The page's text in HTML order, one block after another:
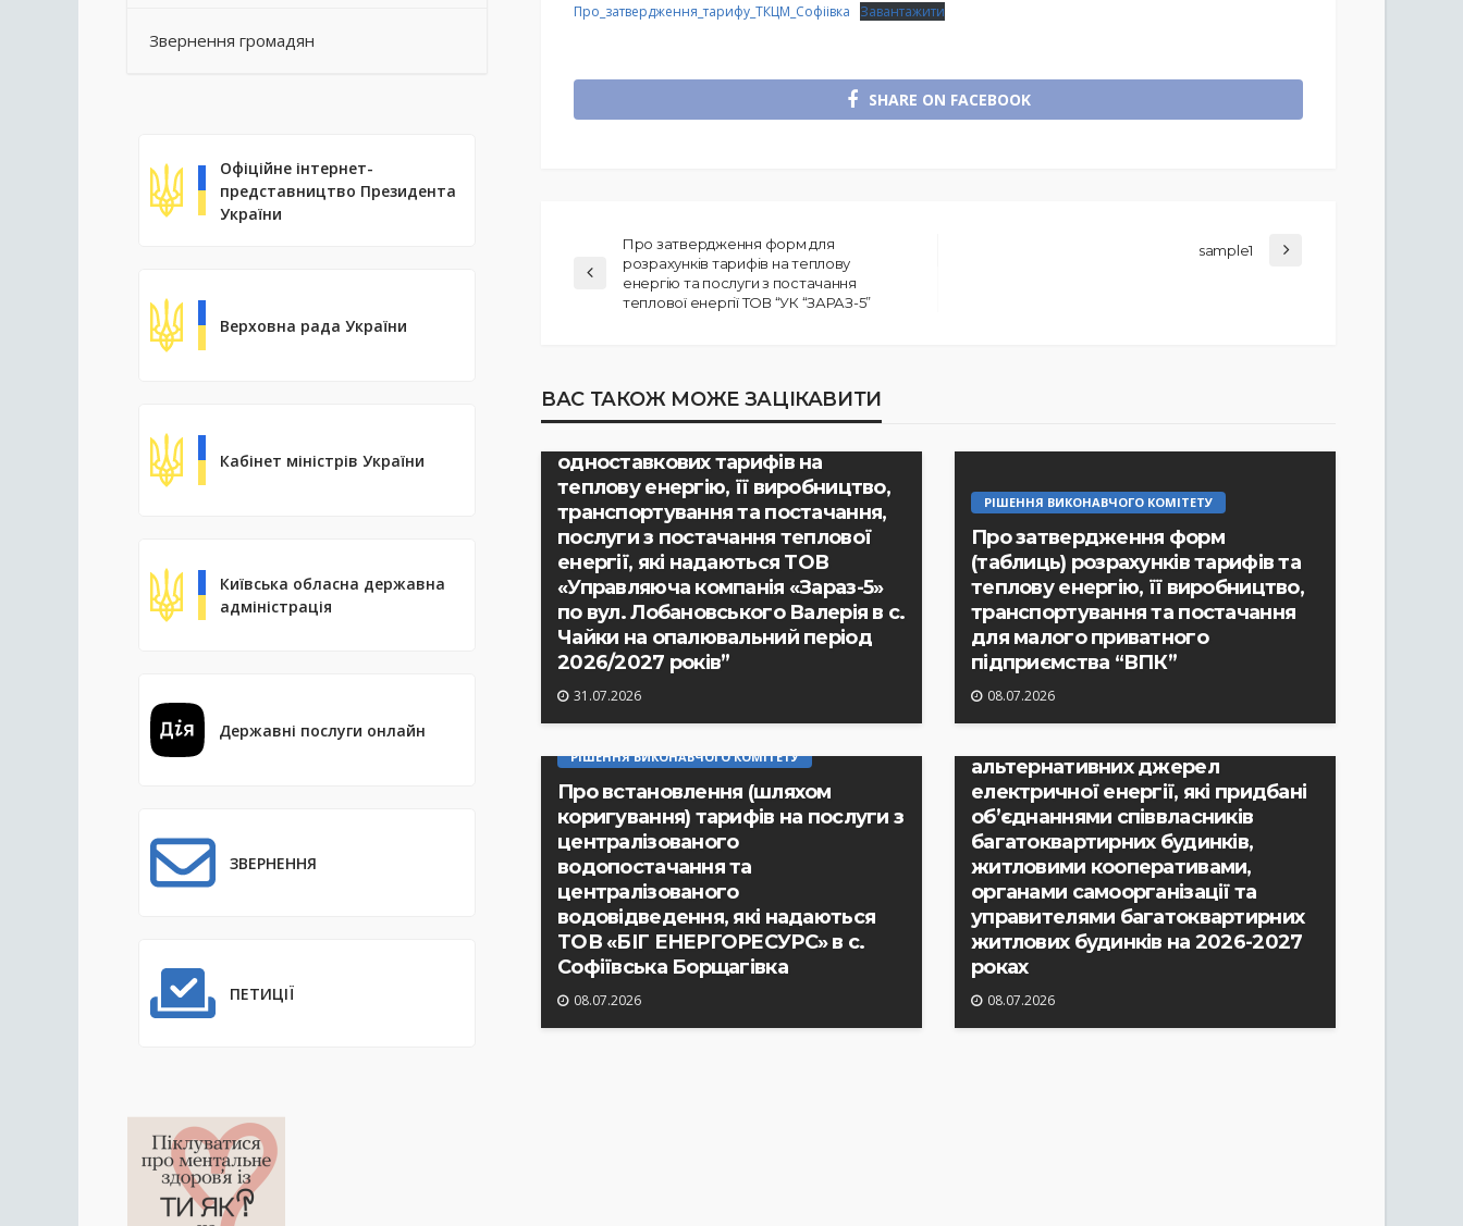
Про_затвердження_тарифу_ТКЦМ_Софiiвка Завантажити
SHARE ON FACEBOOK
Про затвердження форм для
розрахунків тарифів на теплову
енергію та послуги з постачання
теплової енергії ТОВ “УК “ЗАРАЗ-5”
sample1
ВАС ТАКОЖ МОЖЕ ЗАЦІКАВИТИ
Рішення виконавчого комітету №
одноставкових тарифів на
теплову енергію, її виробництво,
транспортування та постачання,
послуги з постачання теплової
енергії, які надаються ТОВ
«Управляюча компанія «Зараз-5»
по вул. Лобановського Валерія в с.
Чайки на опалювальний період
2026/2027 років”
31.07.2026
РІШЕННЯ ВИКОНАВЧОГО КОМІТЕТУ
Про затвердження форм
(таблиць) розрахунків тарифів та
теплову енергію, її виробництво,
транспортування та постачання
для малого приватного
підприємства “ВПК”
08.07.2026
РІШЕННЯ ВИКОНАВЧОГО КОМІТЕТУ
Про встановлення (шляхом
коригування) тарифів на послуги з
централізованого
водопостачання та
централізованого
водовідведення, які надаються
ТОВ «БІГ ЕНЕРГОРЕСУРС» в с.
Софіївська Борщагівка
08.07.2026
РІШЕННЯ ВИКОНАВЧОГО КОМІТЕТУ
Про затвердження протоколу №
альтернативних джерел
електричної енергії, які придбані
об’єднаннями співвласників
багатоквартирних будинків,
житловими кооперативами,
органами самоорганізації та
управителями багатоквартирних
житлових будинків на 2026-2027
роках
08.07.2026
Звернення громадян
Офіційне інтернет-
представництво Президента
України
Верховна рада України
Кабінет міністрів України
Київська обласна державна
адміністрація
Державні послуги онлайн
ЗВЕРНЕННЯ
ПЕТИЦІЇ